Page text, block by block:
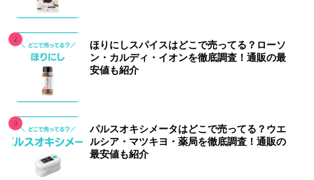
ほりにしスパイスはどこで売ってる？ローソ
ン・カルディ・イオンを徹底調査！通販の最
安値も紹介
パルスオキシメータはどこで売ってる？ウエ
ルシア・マツキヨ・薬局を徹底調査！通販の
最安値も紹介